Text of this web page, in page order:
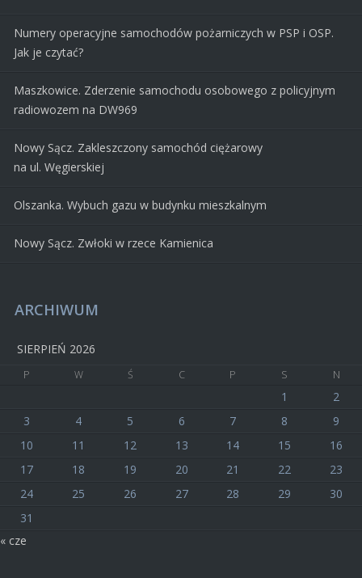
Numery operacyjne samochodów pożarniczych w PSP i OSP.
Jak je czytać?
Maszkowice. Zderzenie samochodu osobowego z policyjnym
radiowozem na DW969
Nowy Sącz. Zakleszczony samochód ciężarowy
na ul. Węgierskiej
Olszanka. Wybuch gazu w budynku mieszkalnym
Nowy Sącz. Zwłoki w rzece Kamienica
ARCHIWUM
SIERPIEŃ 2026
P W Ś C P S N
1
2
3
4 5 6 7 8
9
10
11 12 13 14 15
16
17
18 19 20 21 22
23
24
25 26 27 28 29
30
31
« cze